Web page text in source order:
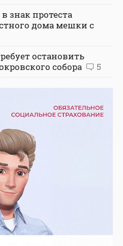
знак протеста
дома мешки с
остановить
собора
5